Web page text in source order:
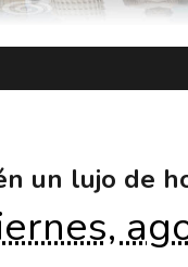
un lujo de